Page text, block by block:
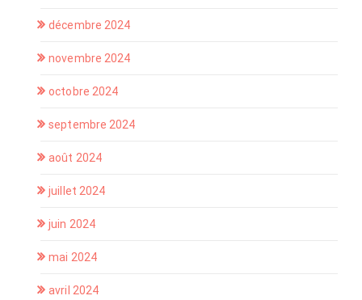
décembre 2024
novembre 2024
octobre 2024
septembre 2024
août 2024
juillet 2024
juin 2024
mai 2024
avril 2024